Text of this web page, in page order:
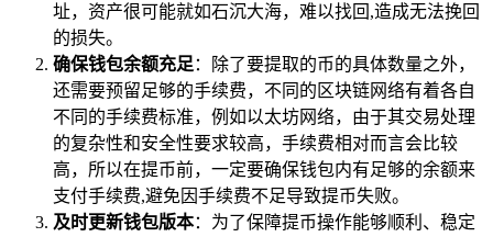
址，资产很可能就如石沉大海，难以找回,造成无法挽回
的损失。
确保钱包余额充足 ：除了要提取的币的具体数量之外，
还需要预留足够的手续费，不同的区块链网络有着各自
不同的手续费标准，例如以太坊网络，由于其交易处理
的复杂性和安全性要求较高，手续费相对而言会比较
高，所以在提币前，一定要确保钱包内有足够的余额来
支付手续费,避免因手续费不足导致提币失败。
及时更新钱包版本：为了保障提币操作能够顺利、稳定